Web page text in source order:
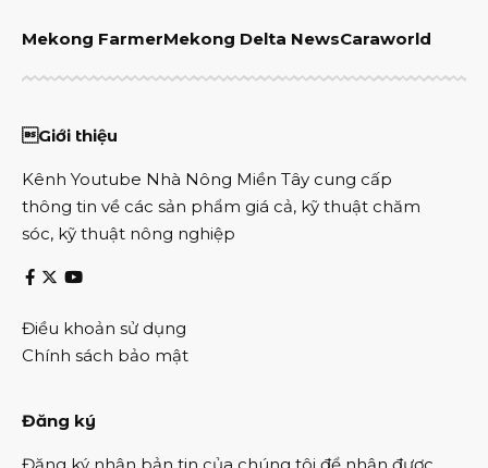
Mekong FarmerMekong Delta NewsCaraworld
Giới thiệu
Kênh Youtube Nhà Nông Miền Tây cung cấp
thông tin về các sản phẩm giá cả, kỹ thuật chăm
sóc, kỹ thuật nông nghiệp
Điều khoản sử dụng
Chính sách bảo mật
Đăng ký